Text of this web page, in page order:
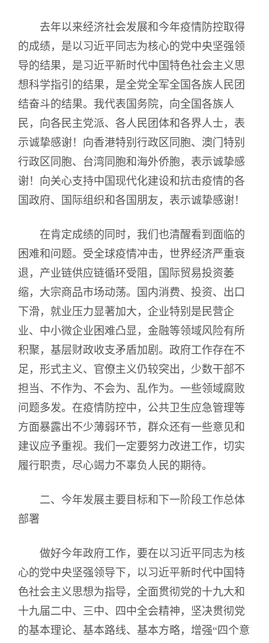
去年以来经济社会发展和今年疫情防控取得
的成绩，是以习近平同志为核心的党中央坚强领
导的结果，是习近平新时代中国特色社会主义思
想科学指引的结果，是全党全军全国各族人民团
结奋斗的结果。我代表国务院，向全国各族人
民，向各民主党派、各人民团体和各界人士，表
示诚挚感谢！向香港特别行政区同胞、澳门特别
行政区同胞、台湾同胞和海外侨胞，表示诚挚感
谢！向关心支持中国现代化建设和抗击疫情的各
国政府、国际组织和各国朋友，表示诚挚感谢！
在肯定成绩的同时，我们也清醒看到面临的
困难和问题。受全球疫情冲击，世界经济严重衰
退，产业链供应链循环受阻，国际贸易投资萎
缩，大宗商品市场动荡。国内消费、投资、出口
下滑，就业压力显著加大，企业特别是民营企
业、中小微企业困难凸显，金融等领域风险有所
积聚，基层财政收支矛盾加剧。政府工作存在不
足，形式主义、官僚主义仍较突出，少数干部不
担当、不作为、不会为、乱作为。一些领域腐败
问题多发。在疫情防控中，公共卫生应急管理等
方面暴露出不少薄弱环节，群众还有一些意见和
建议应予重视。我们一定要努力改进工作，切实
履行职责，尽心竭力不辜负人民的期待。
二、今年发展主要目标和下一阶段工作总体
部署
做好今年政府工作，要在以习近平同志为核
心的党中央坚强领导下，以习近平新时代中国特
色社会主义思想为指导，全面贯彻党的十九大和
十九届二中、三中、四中全会精神，坚决贯彻党
的基本理论、基本路线、基本方略，增强“四个意